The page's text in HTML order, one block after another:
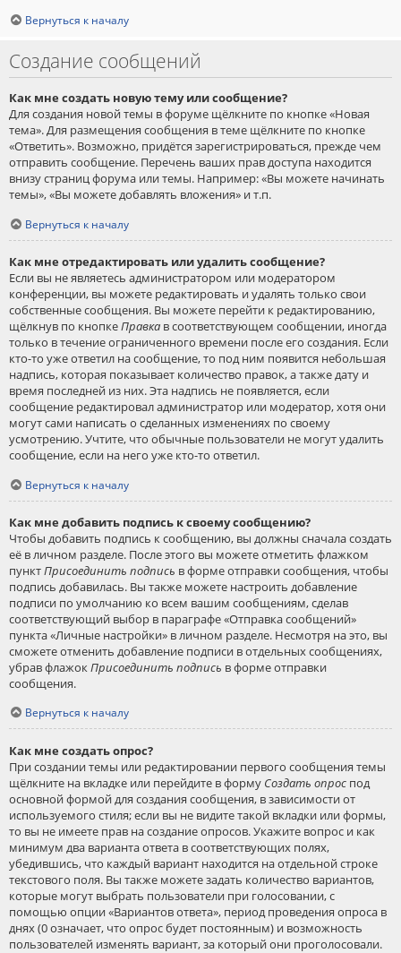
Вернуться к началу
Создание сообщений
Как мне создать новую тему или сообщение?
Для создания новой темы в форуме щёлкните по кнопке «Новая
тема». Для размещения сообщения в теме щёлкните по кнопке
«Ответить». Возможно, придётся зарегистрироваться, прежде чем
отправить сообщение. Перечень ваших прав доступа находится
внизу страниц форума или темы. Например: «Вы можете начинать
темы», «Вы можете добавлять вложения» и т.п.
Вернуться к началу
Как мне отредактировать или удалить сообщение?
Если вы не являетесь администратором или модератором
конференции, вы можете редактировать и удалять только свои
собственные сообщения. Вы можете перейти к редактированию,
щёлкнув по кнопкеПравка в соответствующем сообщении, иногда
только в течение ограниченного времени после его создания. Если
кто-то уже ответил на сообщение, то под ним появится небольшая
надпись, которая показывает количество правок, а также дату и
время последней из них. Эта надпись не появляется, если
сообщение редактировал администратор или модератор, хотя они
могут сами написать о сделанных изменениях по своему
усмотрению. Учтите, что обычные пользователи не могут удалить
сообщение, если на него уже кто-то ответил.
Вернуться к началу
Как мне добавить подпись к своему сообщению?
Чтобы добавить подпись к сообщению, вы должны сначала создать
её в личном разделе. После этого вы можете отметить флажком
пунктПрисоединить подпись в форме отправки сообщения, чтобы
подпись добавилась. Вы также можете настроить добавление
подписи по умолчанию ко всем вашим сообщениям, сделав
соответствующий выбор в параграфе «Отправка сообщений»
пункта «Личные настройки» в личном разделе. Несмотря на это, вы
сможете отменить добавление подписи в отдельных сообщениях,
убрав флажокПрисоединить подпись в форме отправки
сообщения.
Вернуться к началу
Как мне создать опрос?
При создании темы или редактировании первого сообщения темы
щёлкните на вкладке или перейдите в форму Создать опрос под
основной формой для создания сообщения, в зависимости от
используемого стиля; если вы не видите такой вкладки или формы,
то вы не имеете прав на создание опросов. Укажите вопрос и как
минимум два варианта ответа в соответствующих полях,
убедившись, что каждый вариант находится на отдельной строке
текстового поля. Вы также можете задать количество вариантов,
которые могут выбрать пользователи при голосовании, с
помощью опции «Вариантов ответа», период проведения опроса в
днях (0 означает, что опрос будет постоянным) и возможность
пользователей изменять вариант, за который они проголосовали.